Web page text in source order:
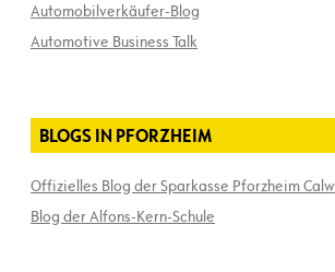
Automobilverkäufer-Blog
Automotive Business Talk
BLOGS IN PFORZHEIM
Offizielles Blog der Sparkasse Pforzheim Calw
Blog der Alfons-Kern-Schule